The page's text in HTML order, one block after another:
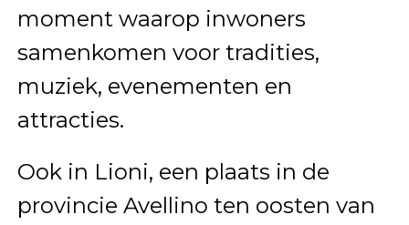
moment waarop inwoners
samenkomen voor tradities,
muziek, evenementen en
attracties.
Ook in Lioni, een plaats in de
provincie Avellino ten oosten van